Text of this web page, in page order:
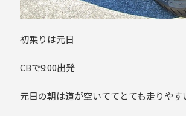
初乗りは元日
CBで9:00出発
元日の朝は道が空いててとても走りやす